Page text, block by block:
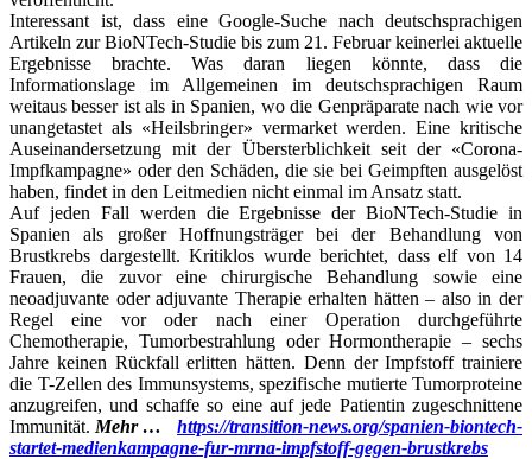
Interessant ist, dass eine Google-Suche nach deutschsprachigen
Artikeln zur BioNTech-Studie bis zum 21. Februar keinerlei aktuelle
Ergebnisse brachte. Was daran liegen könnte, dass die
Informationslage im Allgemeinen im deutschsprachigen Raum
weitaus besser ist als in Spanien, wo die Genpräparate nach wie vor
unangetastet als «Heilsbringer» vermarket werden. Eine kritische
Auseinandersetzung mit der Übersterblichkeit seit der «Corona-
Impfkampagne» oder den Schäden, die sie bei Geimpften ausgelöst
haben, findet in den Leitmedien nicht einmal im Ansatz statt.
Auf jeden Fall werden die Ergebnisse der BioNTech-Studie in
Spanien als großer Hoffnungsträger bei der Behandlung von
Brustkrebs dargestellt. Kritiklos wurde berichtet, dass elf von 14
Frauen, die zuvor eine chirurgische Behandlung sowie eine
neoadjuvante oder adjuvante Therapie erhalten hätten – also in der
Regel eine vor oder nach einer Operation durchgeführte
Chemotherapie, Tumorbestrahlung oder Hormontherapie – sechs
Jahre keinen Rückfall erlitten hätten. Denn der Impfstoff trainiere
die T-Zellen des Immunsystems, spezifische mutierte Tumorproteine
anzugreifen, und schaffe so eine auf jede Patientin zugeschnittene
Immunität. Mehr …https://transition-news.org/spanien-biontech-
startet-medienkampagne-fur-mrna-impfstoff-gegen-brustkrebs